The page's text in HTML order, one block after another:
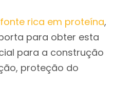
fonte rica em proteína,
para obter esta
para a construção
proteção do